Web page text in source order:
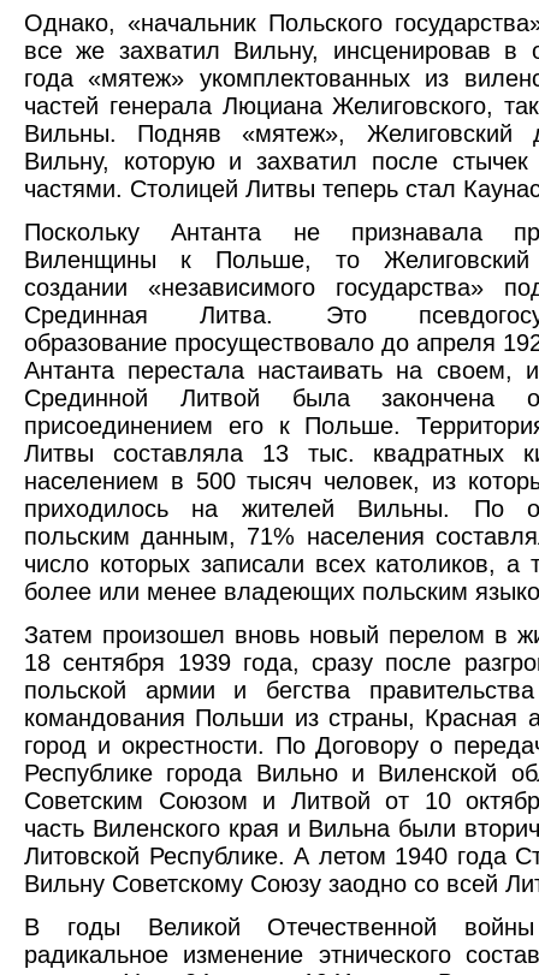
Однако, «начальник Польского
все же захватил Вильну, инсценировав в
года «мятеж» укомплектованных из
частей генерала Люциана Желиговского,
Вильны. Подняв «мятеж», Желиговский
Вильну, которую и захватил после
частями. Столицей Литвы теперь стал
Поскольку Антанта не признавала
Виленщины к Польше, то
создании «независимого государства»
Срединная Литва. Это
образование просуществовало до апреля
Антанта перестала настаивать на своем,
Срединной Литвой была закончена
присоединением его к Польше.
Литвы составляла 13 тыс. квадратных
населением в 500 тысяч человек, из
приходилось на жителей Вильны. По
польским данным, 71% населения
число которых записали всех католиков, а
более или менее владеющих польским
Затем произошел вновь новый перелом в
18 сентября 1939 года, сразу после
польской армии и бегства
командования Польши из страны, Красная
город и окрестности. По Договору о
Республике города Вильно и Виленской
Советским Союзом и Литвой от 10
часть Виленского края и Вильна были
Литовской Республике. А летом 1940 года
Вильну Советскому Союзу заодно со всей
В годы Великой Отечественной
радикальное изменение этнического